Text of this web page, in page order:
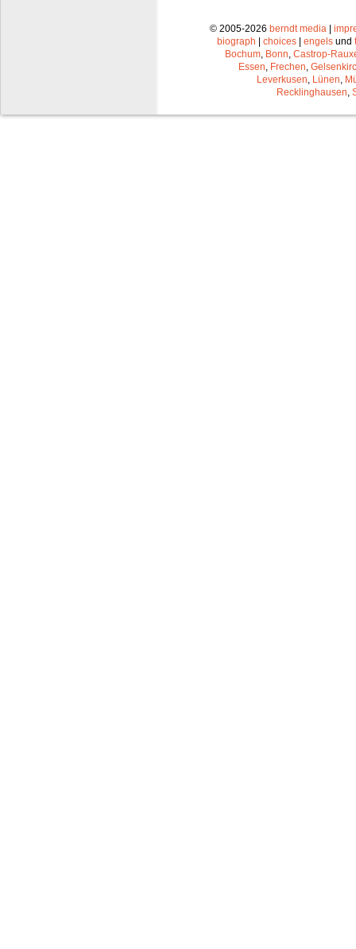
© 2005-2026 berndt media |
biograph | choices | engels und
Bochum Bonn Castrop-
Essen Frechen
Leverkusen Lünen
Recklinghausen